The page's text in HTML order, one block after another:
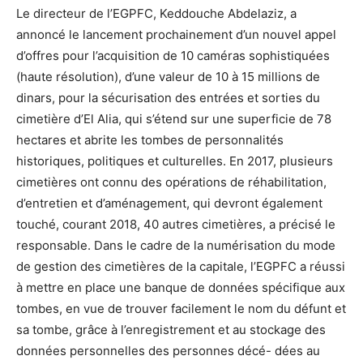
Le directeur de l’EGPFC, Keddouche Abdelaziz, a
annoncé le lancement prochainement d’un nouvel appel
d’offres pour l’acquisition de 10 caméras sophistiquées
(haute résolution), d’une valeur de 10 à 15 millions de
dinars, pour la sécurisation des entrées et sorties du
cimetière d’El Alia, qui s’étend sur une superficie de 78
hectares et abrite les tombes de personnalités
historiques, politiques et culturelles. En 2017, plusieurs
cimetières ont connu des opérations de réhabilitation,
d’entretien et d’aménagement, qui devront également
touché, courant 2018, 40 autres cimetières, a précisé le
responsable. Dans le cadre de la numérisation du mode
de gestion des cimetières de la capitale, l’EGPFC a réussi
à mettre en place une banque de données spécifique aux
tombes, en vue de trouver facilement le nom du défunt et
sa tombe, grâce à l’enregistrement et au stockage des
données personnelles des personnes décé- dées au